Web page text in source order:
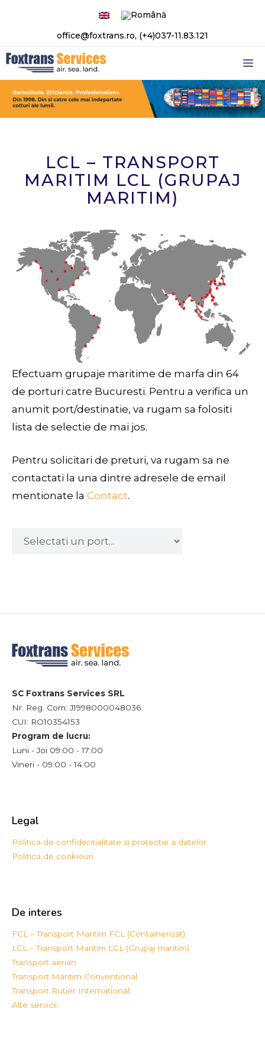
conținut
office@foxtrans.ro, (+4)037-11.83.121
LCL – TRANSPORT
MARITIM LCL (GRUPAJ
MARITIM)
Efectuam grupaje maritime de marfa din 64
de porturi catre Bucuresti. Pentru a verifica un
anumit port/destinatie, va rugam sa folositi
lista de selectie de mai jos.
Pentru solicitari de preturi, va rugam sa ne
contactati la una dintre adresele de email
mentionate la Contact.
SC Foxtrans Services SRL
Nr. Reg. Com: J1998000048036
CUI: RO10354153
Program de lucru:
Luni - Joi 09:00 - 17:00
Vineri - 09:00 - 14:00
Legal
Politica de confidentialitate si protectie a datelor
Politica de cookieuri
De interes
FCL – Transport Maritim FCL (Containerizat)
LCL – Transport Maritim LCL (Grupaj maritim)
Transport aerian
Transport Maritim Conventional
Transport Rutier International
Alte servicii